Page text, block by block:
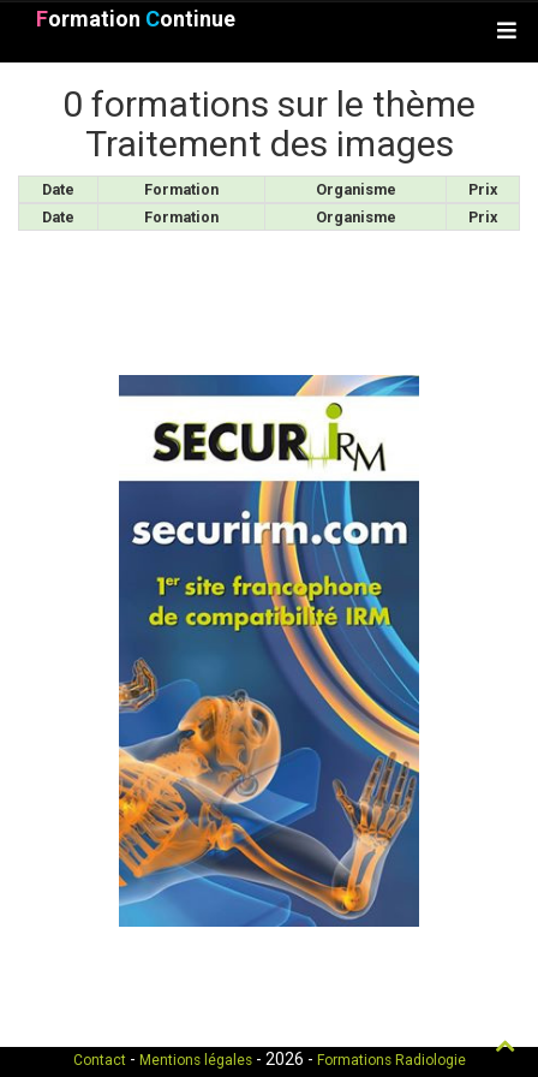
Formation Continue
0 formations sur le thème
Traitement des images
Date Formation Organisme
Prix
Date
Formation Organisme Prix
Contact- Mentions légales- 2026 - Formations Radiologie